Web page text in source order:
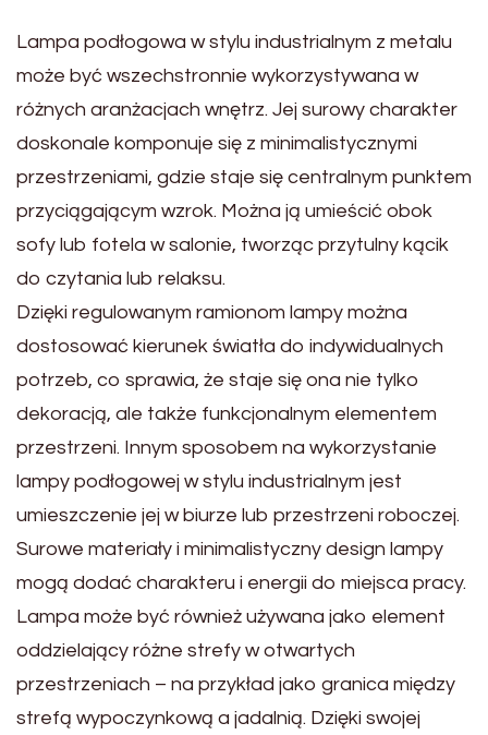
Lampa podłogowa w stylu industrialnym z metalu
może być wszechstronnie wykorzystywana w
różnych aranżacjach wnętrz. Jej surowy charakter
doskonale komponuje się z minimalistycznymi
przestrzeniami, gdzie staje się centralnym punktem
przyciągającym wzrok. Można ją umieścić obok
sofy lub fotela w salonie, tworząc przytulny kącik
do czytania lub relaksu.
Dzięki regulowanym ramionom lampy można
dostosować kierunek światła do indywidualnych
potrzeb, co sprawia, że staje się ona nie tylko
dekoracją, ale także funkcjonalnym elementem
przestrzeni. Innym sposobem na wykorzystanie
lampy podłogowej w stylu industrialnym jest
umieszczenie jej w biurze lub przestrzeni roboczej.
Surowe materiały i minimalistyczny design lampy
mogą dodać charakteru i energii do miejsca pracy.
Lampa może być również używana jako element
oddzielający różne strefy w otwartych
przestrzeniach – na przykład jako granica między
strefą wypoczynkową a jadalnią. Dzięki swojej